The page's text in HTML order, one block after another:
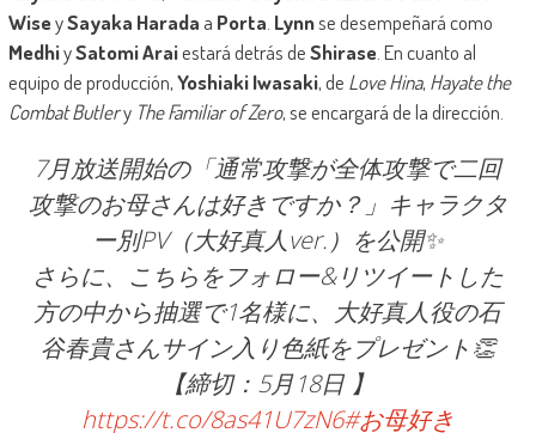
WiseySayaka Harada a Porta Lynnse desempeñará como
MedhiySatomi Araiestará detrás deShirase. En cuanto al
equipo de producción,Yoshiaki Iwasaki, de Love Hina, Hayate the
Combat Butlery The Familiar of Zero, se encargará de la dirección.
7月放送開始の「通常攻撃が全体攻撃で二回
攻撃のお母さんは好きですか？」キャラクタ
ー別PV（大好真人ver.）を公開✨
さらに、こちらをフォロー&リツイートした
方の中から抽選で1名様に、大好真人役の石
谷春貴さんサイン入り色紙をプレゼント👏
【締切：5月18日 】
https://t.co/8as41U7zN6#お母好き